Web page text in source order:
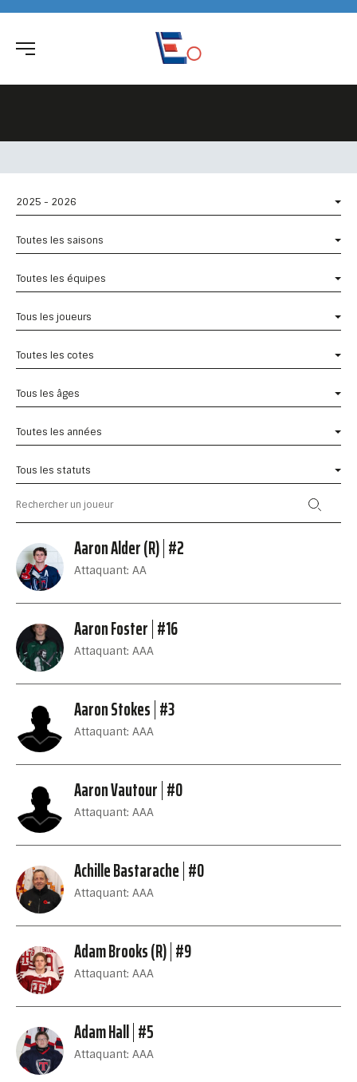
2025 - 2026
Toutes les saisons
Toutes les équipes
Tous les joueurs
Toutes les cotes
Tous les âges
Toutes les années
Tous les statuts
Aaron Alder (R) #2
Attaquant: AA
Aaron Foster #16
Attaquant: AAA
Aaron Stokes #3
Attaquant: AAA
Aaron Vautour #0
Attaquant: AAA
Achille Bastarache #0
Attaquant: AAA
Adam Brooks (R) #9
Attaquant: AAA
Adam Hall #5
Attaquant: AAA